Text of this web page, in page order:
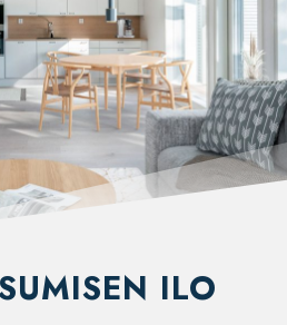
ILO